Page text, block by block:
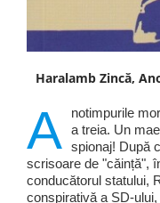
Haralamb Zincă,
A
notimpurile
a treia. Un
spionaj! După
scrisoare de "căință",
conducătorul statului,
conspirativă a SD-